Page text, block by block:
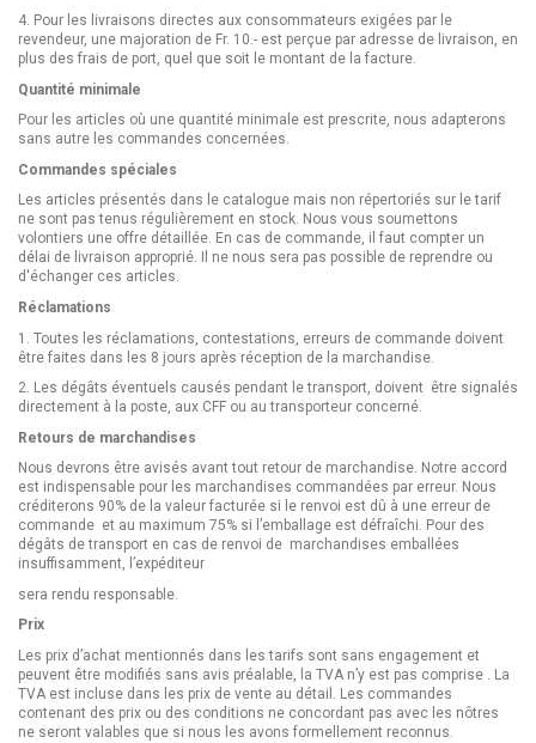
4. Pour les livraisons directes aux consommateurs exigées par le
revendeur, une majoration de Fr. 10.- est perçue par adresse de livraison, en
plus des frais de port, quel que soit le montant de la facture.
Quantité minimale
Pour les articles où une quantité minimale est prescrite, nous adapterons
sans autre les commandes concernées.
Commandes spéciales
Les articles présentés dans le catalogue mais non répertoriés sur le tarif
ne sont pas tenus régulièrement en stock. Nous vous soumettons
volontiers une offre détaillée. En cas de commande, il faut compter un
délai de livraison approprié. Il ne nous sera pas possible de reprendre ou
d'échanger ces articles.
Réclamations
1.
Toutes les réclamations, contestations, erreurs de commande doivent
être faites dans les 8 jours après réception de la marchandise.
2. Les dégâts éventuels causés pendant le transport, doivent être signalés
directement à la poste, aux CFF ou au transporteur concerné.
Retours de marchandises
Nous devrons être avisés avant tout retour de marchandise. Notre accord
est indispensable pour les marchandises commandées par erreur. Nous
créditerons 90% de la valeur facturée si le renvoi est dû à une erreur de
commande et au maximum 75% si l’emballage est défraîchi. Pour des
dégâts de transport en cas de renvoi de marchandises emballées
insuffisamment, l’expéditeur
sera rendu responsable.
Prix
Les prix d’achat mentionnés dans les tarifs sont sans engagement et
peuvent être modifiés sans avis préalable, la TVA n’y est pas comprise . La
TVA est incluse dans les prix de vente au détail. Les commandes
contenant des prix ou des conditions ne concordant pas avec les nôtres
ne seront valables que si nous les avons formellement reconnus.